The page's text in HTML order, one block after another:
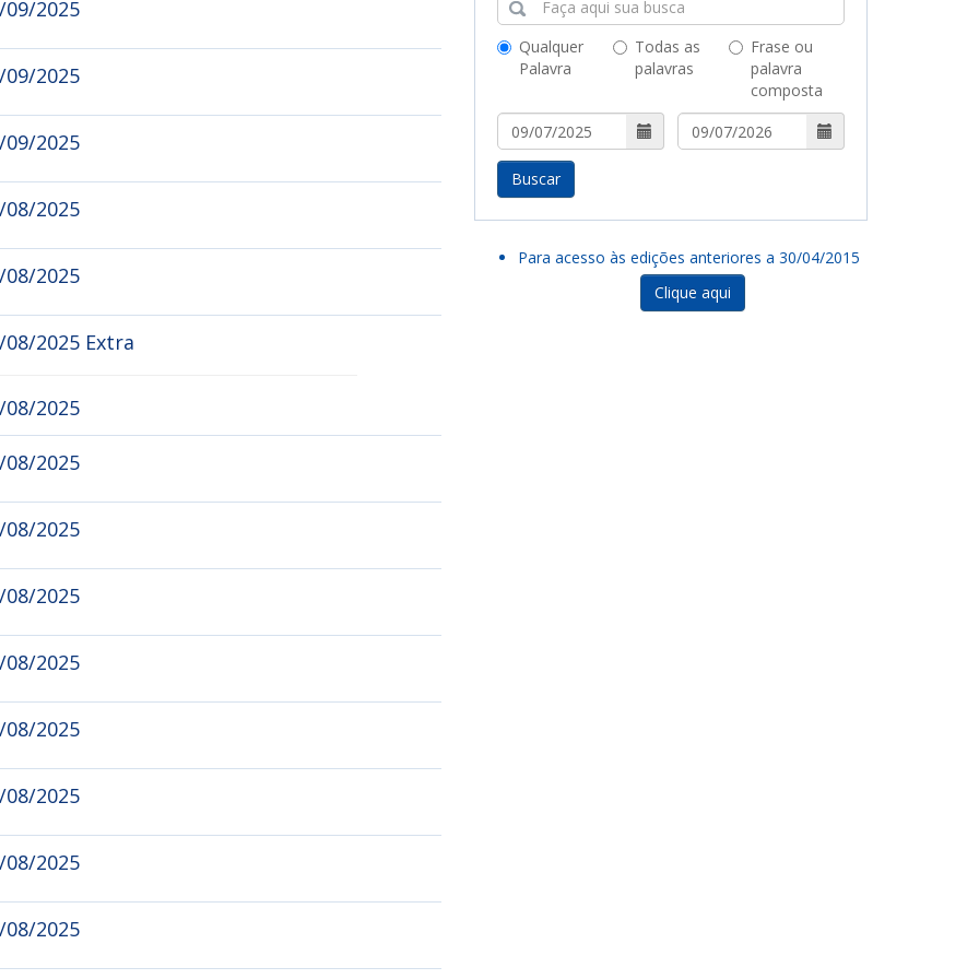
09/2025
09/2025
09/2025
08/2025
08/2025
08/2025 Extra
08/2025
08/2025
08/2025
08/2025
08/2025
08/2025
08/2025
08/2025
08/2025
Qualquer
Palavra
Todas as
palavras
Frase ou
palavra
composta
Buscar
Para acesso às edições anteriores a 30/04/2015
Clique aqui